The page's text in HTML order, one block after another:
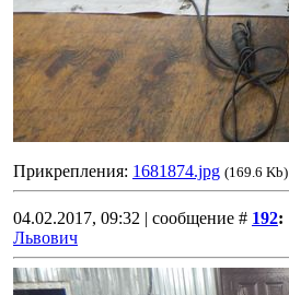
Прикрепления: 1681874.jpg (169.6 Kb)
04.02.2017, 09:32 | сообщение # 192:
Львович